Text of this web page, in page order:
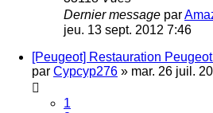
Dernier message par
jeu. 13 sept. 2012 7:46
[Peugeot] Restauration
par Cypcyp276 » mar. 26 juil.
1